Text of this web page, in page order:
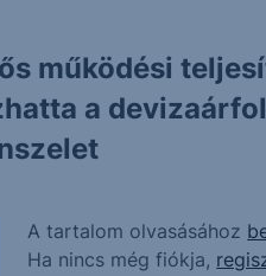
működési
a
A tartalom olvasásához
Ha nincs még fiókja,